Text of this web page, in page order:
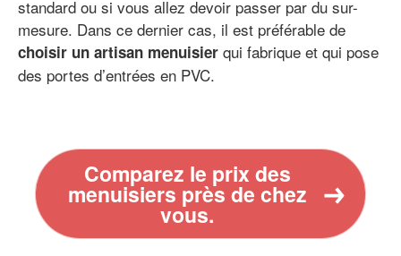
standard ou si vous allez devoir passer par du sur-
mesure. Dans ce dernier cas, il est préférable de
choisir un artisan menuisier qui fabrique et qui pose
des portes d’entrées en PVC.
Comparez le prix des
menuisiers près de chez
vous.